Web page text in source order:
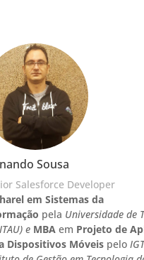
Sousa
Salesforce Developer
em Sistemas da
pela Universidade de
e MBAem Projeto de
Dispositivos Móveispelo